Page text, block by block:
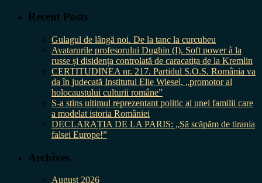
Recent Posts
Gulagul de lângă noi. De la tanc la curcubeu
Avatarurile profesorului Dughin (I). Soft power à la
russe și disidența controlată de caracatița de la Kremlin
CERTITUDINEA nr. 217. Partidul S.O.S. România va
da în judecată Institutul Elie Wiesel, „promotor al
holocaustului culturii române”
S-a stins ultimul reprezentant politic al unei familii care
a modelat istoria României
DECLARAȚIA DE LA PARIS: „Să scăpăm de tirania
falsei Europe!”
Archives
August 2026